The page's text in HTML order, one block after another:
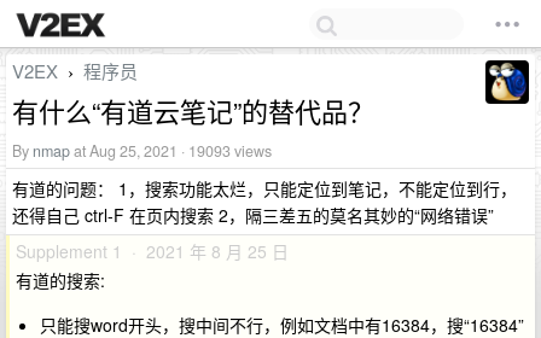
V2EX › 程序员
有什么“有道云笔记”的替代品？
By nmapat Aug 25, 2021 · 19093 views
有道的问题： 1，搜索功能太烂，只能定位到笔记，不能定位到行，
还得自己 ctrl-F 在页内搜索 2，隔三差五的莫名其妙的“网络错误”
Supplement 1 · 2021 年 8 月 25 日
有道的搜索:
只能搜word开头，搜中间不行，例如文档中有16384，搜“16384”